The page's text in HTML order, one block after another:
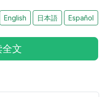
English 日本語 Español
全文